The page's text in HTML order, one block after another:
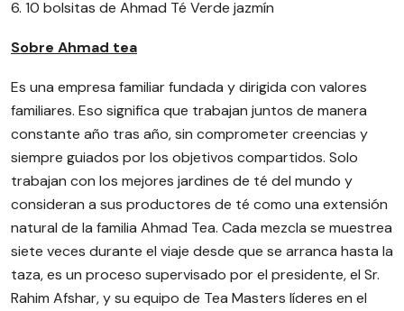
6. 10 bolsitas de Ahmad Té Verde jazmín
Sobre Ahmad tea
Es una empresa familiar fundada y dirigida con valores
familiares. Eso significa que trabajan juntos de manera
constante año tras año, sin comprometer creencias y
siempre guiados por los objetivos compartidos. Solo
trabajan con los mejores jardines de té del mundo y
consideran a sus productores de té como una extensión
natural de la familia Ahmad Tea. Cada mezcla se muestrea
siete veces durante el viaje desde que se arranca hasta la
taza, es un proceso supervisado por el presidente, el Sr.
Rahim Afshar, y su equipo de Tea Masters líderes en el